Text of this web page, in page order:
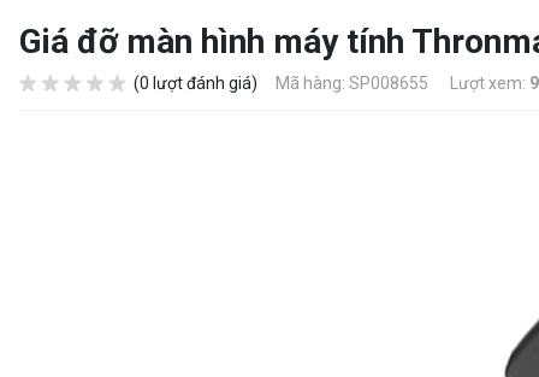
Giá đỡ màn hình máy tính
(0 lượt đánh giá) Mã hàng: SP008655 Lượt xem: